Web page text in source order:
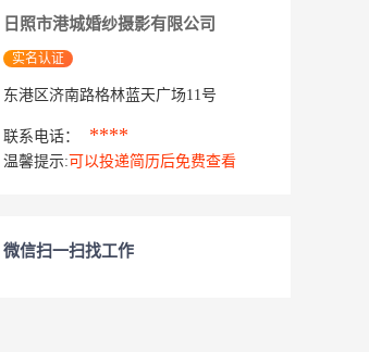
日照市港城婚纱摄影有限公司
实名认证
东港区济南路格林蓝天广场11号
联系电话： ****
温馨提示: 可以投递简历后免费查看
微信扫一扫找工作